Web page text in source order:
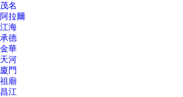
茂名
阿拉爾
江海
承德
金華
天河
廈門
祖廟
昌江